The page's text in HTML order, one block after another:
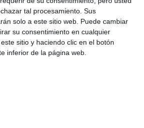
tal procesamiento. Sus
solo a este sitio web. Puede cambiar
su consentimiento en cualquier
sitio y haciendo clic en el botón
inferior de la página web.